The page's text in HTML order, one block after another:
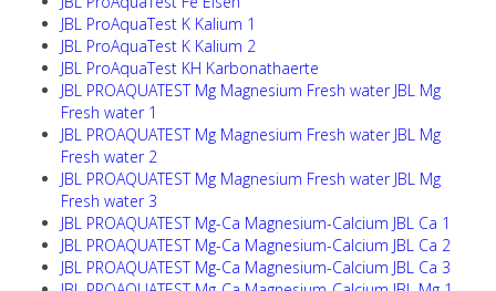
JBL ProAquaTest K Kalium 1
JBL ProAquaTest K Kalium 2
JBL ProAquaTest KH Karbonathaerte
JBL PROAQUATEST Mg Magnesium Fresh water JBL Mg
Fresh water 1
JBL PROAQUATEST Mg Magnesium Fresh water JBL Mg
Fresh water 2
JBL PROAQUATEST Mg Magnesium Fresh water JBL Mg
Fresh water 3
JBL PROAQUATEST Mg-Ca Magnesium-Calcium JBL Ca 1
JBL PROAQUATEST Mg-Ca Magnesium-Calcium JBL Ca 2
JBL PROAQUATEST Mg-Ca Magnesium-Calcium JBL Ca 3